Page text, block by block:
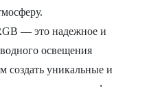
— это надежное и
освещения
создать уникальные и